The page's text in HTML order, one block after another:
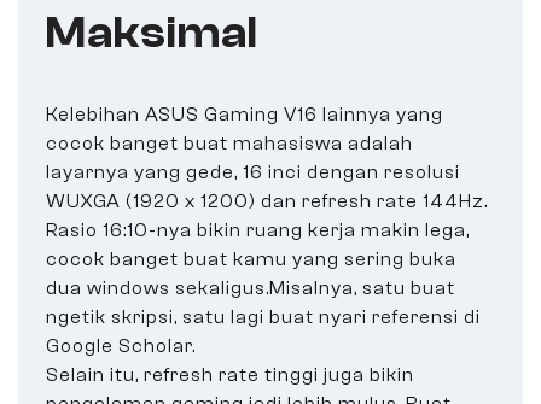
Maksimal
Kelebihan ASUS Gaming V16 lainnya yang
cocok banget buat mahasiswa adalah
layarnya yang gede, 16 inci dengan resolusi
WUXGA (1920 x 1200) dan refresh rate 144Hz.
Rasio 16:10-nya bikin ruang kerja makin lega,
cocok banget buat kamu yang sering buka
dua windows sekaligus.Misalnya, satu buat
ngetik skripsi, satu lagi buat nyari referensi di
Google Scholar.
Selain itu, refresh rate tinggi juga bikin